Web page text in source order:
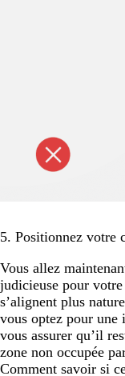
5. Positionnez votre
Vous allez
judicieuse pour
s’alignent plus
vous optez pour une
vous assurer qu’il
zone non occupée
Comment savoir si